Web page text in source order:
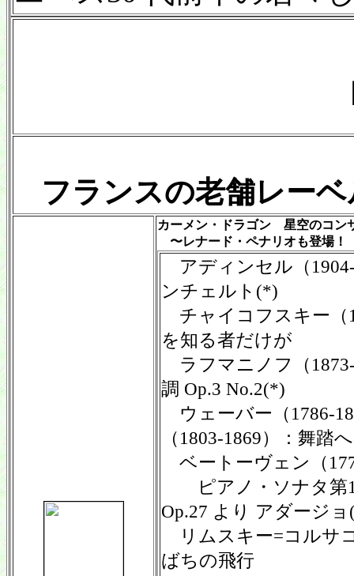
フランスの老舗レー
カーメン・ドラゴン 星空のコン
〜レナード・ペナリオも登場！
アディンセル（
ンチェルト(*)
チャイコフスキー（
を知る者だけが
ラフマニノフ（
調 Op.3 No.2(*)
ウェーバー（1786-
（1803-1869）：舞踏
ベートーヴェン（
ピアノ・ソナタ第
Op.27 より アダージ
リムスキー=コルサ
ばちの飛行